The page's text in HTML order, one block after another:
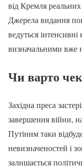
від Кремля реальних
Джерела видання
ведуться інтенсивні
визначальними
Чи варто
Західна преса
завершення війни,
Путіним таки
невизначеностей і
залишається